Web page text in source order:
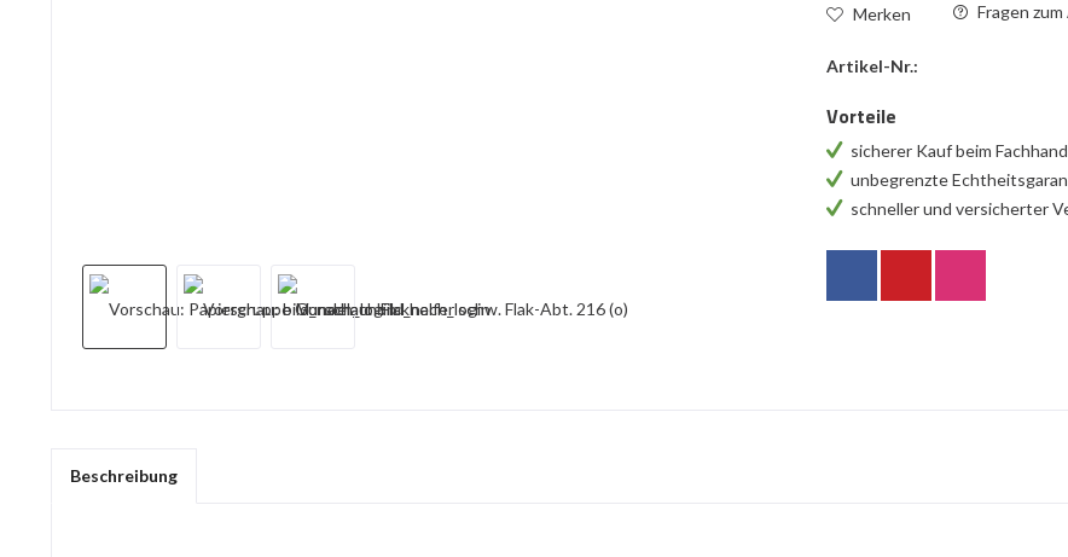
Merken Fragen
Artikel-Nr.:
Vorteile
sicherer Kauf beim
unbegrenzte
schneller und versicherter
Beschreibung